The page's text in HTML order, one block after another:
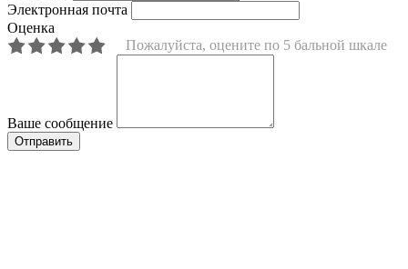
Электронная почта
Оценка
Пожалуйста, оцените по 5 бальной шкале
Ваше сообщение